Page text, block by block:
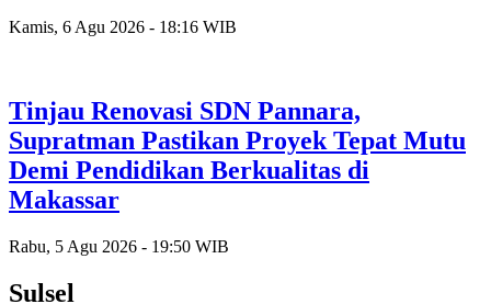
Kamis, 6 Agu 2026 - 18:16 WIB
Tinjau Renovasi SDN Pannara,
Supratman Pastikan Proyek Tepat Mutu
Demi Pendidikan Berkualitas di
Makassar
Rabu, 5 Agu 2026 - 19:50 WIB
Sulsel